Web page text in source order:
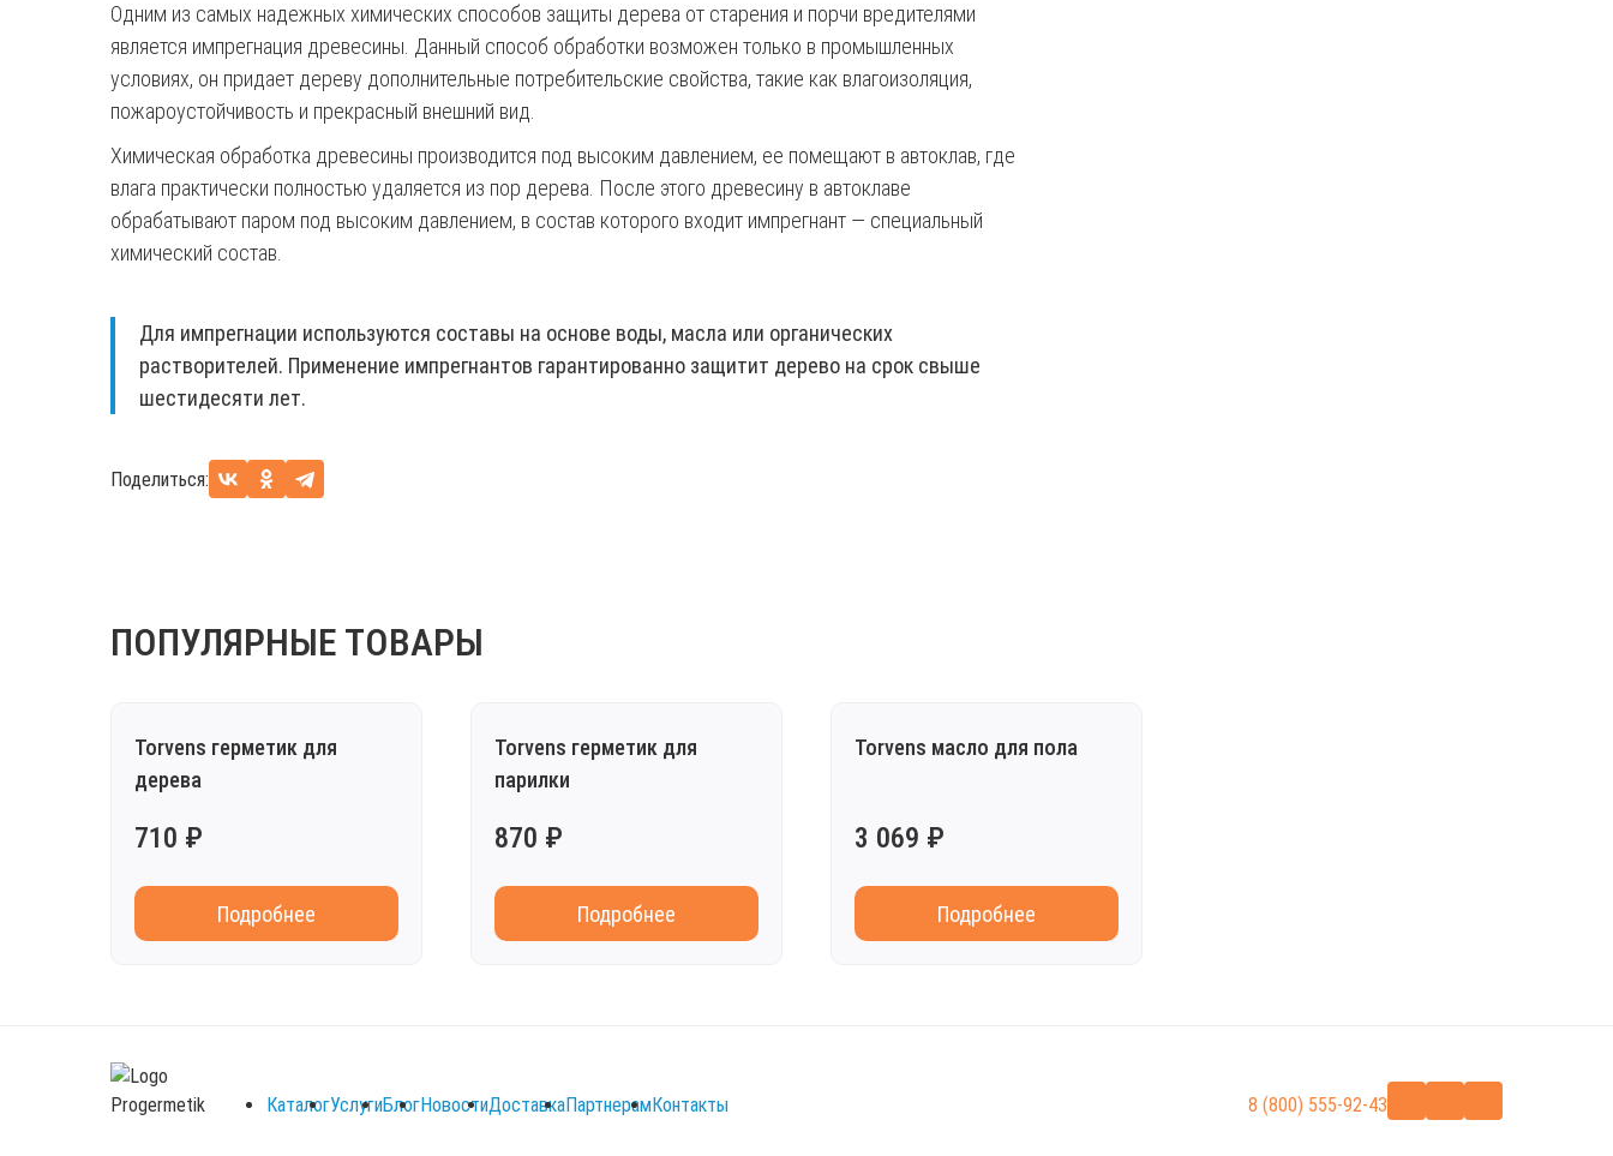
Одним из самых надежных химических способов защиты дерева от старения и порчи вредителями
является импрегнация древесины. Данный способ обработки возможен только в промышленных
условиях, он придает дереву дополнительные потребительские свойства, такие как влагоизоляция,
пожароустойчивость и прекрасный внешний вид.
Химическая обработка древесины производится под высоким давлением, ее помещают в автоклав, где
влага практически полностью удаляется из пор дерева. После этого древесину в автоклаве
обрабатывают паром под высоким давлением, в состав которого входит импрегнант — специальный
химический состав.
Для импрегнации используются составы на основе воды, масла или органических
растворителей. Применение импрегнантов гарантированно защитит дерево на срок свыше
шестидесяти лет.
Поделиться:
ПОПУЛЯРНЫЕ ТОВАРЫ
Torvens герметик для
дерева
710 ₽
Подробнее
Torvens герметик для
парилки
870 ₽
Подробнее
Torvens масло для пола
3 069 ₽
Подробнее
КаталогУслугиБлогНовостиДоставкаПартнерамКонтакты 8 (800) 555-92-43